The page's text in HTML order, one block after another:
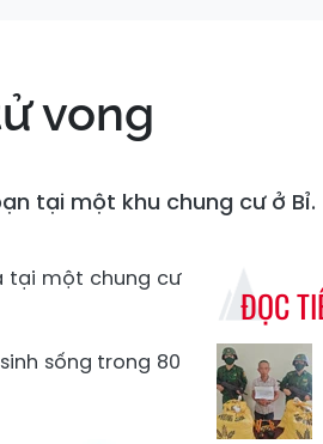
vong
tại một khu chung cư ở Bỉ.
tại một chung cư
sống trong 80
ĐỌC